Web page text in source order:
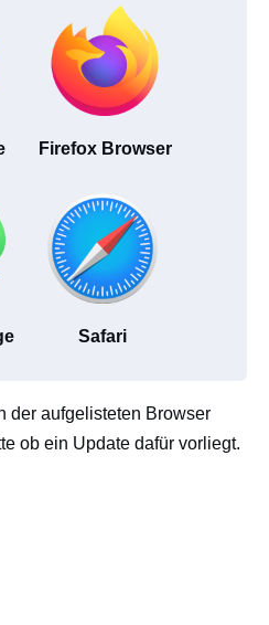
Firefox Browser
Safari
der aufgelisteten Browser
ob ein Update dafür vorliegt.